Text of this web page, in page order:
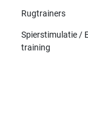
Rugtrainers
Spierstimulatie /
training